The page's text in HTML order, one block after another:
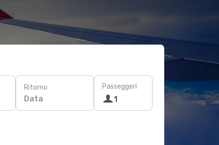
Ritorno
Data
Passeggeri
1